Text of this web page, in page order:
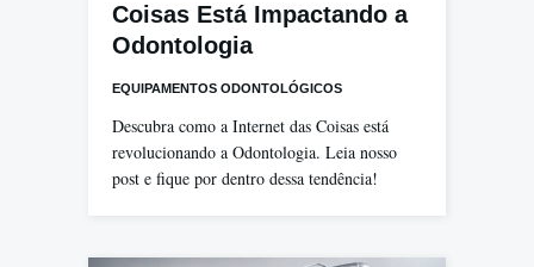
Coisas Está Impactando a
Odontologia
EQUIPAMENTOS ODONTOLÓGICOS
Descubra como a Internet das Coisas está
revolucionando a Odontologia. Leia nosso
post e fique por dentro dessa tendência!